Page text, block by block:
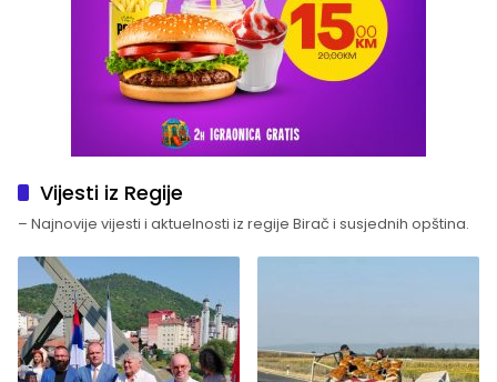
Vijesti iz Regije
– Najnovije vijesti i aktuelnosti iz regije Birač i susjednih opština.